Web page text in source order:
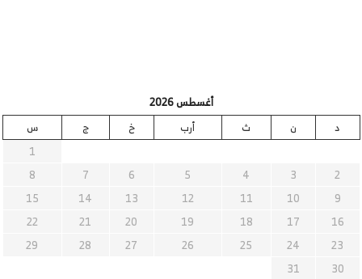
أغسطس 2026
د
ن ث أرب خ ج
س
1
2
3
4
5
6
7
8
9
10
11
12
13
14
15
16
17
18
19
20
21
22
23
24
25
26
27
28
29
30
31